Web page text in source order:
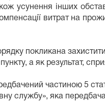
усунення інших
витрат на
покликана
а як результат,
частиною 5
службу», яка